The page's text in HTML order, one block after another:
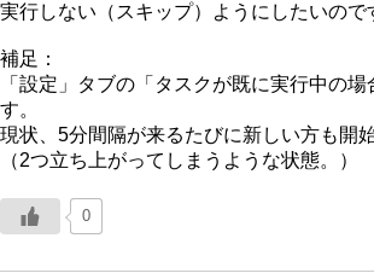
実行しない（スキップ）ようにしたいの
補足：
「設定」タブの「タスクが既に実行中の
す。
現状、5分間隔が来るたびに新しい方も開
（2つ立ち上がってしまうような状態。）
0